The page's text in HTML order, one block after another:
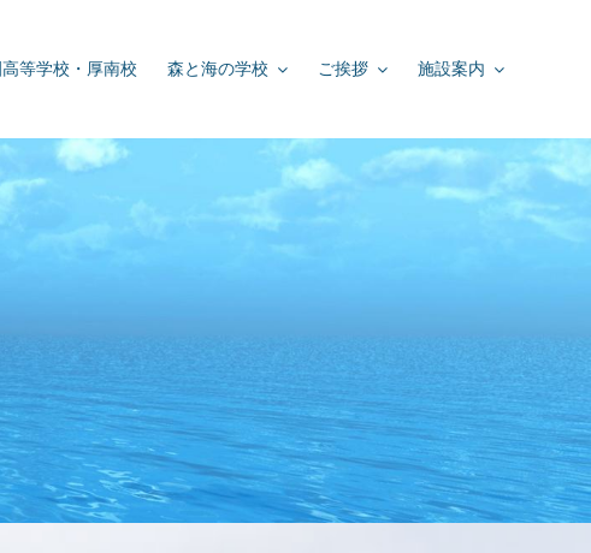
等学校・厚南校 森と海の学校 ご挨拶 施設案内